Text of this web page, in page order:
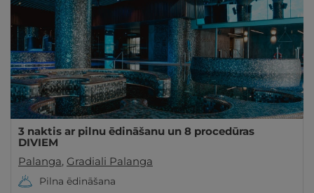
3 naktis ar pilnu ēdināšanu un 8 procedūras
DIVIEM
Palanga, Gradiali Palanga
Pilna ēdināšana